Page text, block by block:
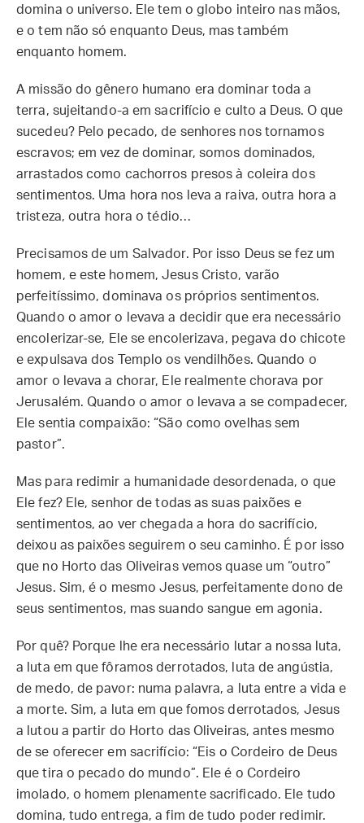
domina o universo. Ele tem o globo inteiro nas mãos,
e o tem não só enquanto Deus, mas também
enquanto homem.
A missão do gênero humano era dominar toda a
terra, sujeitando-a em sacrifício e culto a Deus. O que
sucedeu? Pelo pecado, de senhores nos tornamos
escravos; em vez de dominar, somos dominados,
arrastados como cachorros presos à coleira dos
sentimentos. Uma hora nos leva a raiva, outra hora a
tristeza, outra hora o tédio…
Precisamos de um Salvador. Por isso Deus se fez um
homem, e este homem, Jesus Cristo, varão
perfeitíssimo, dominava os próprios sentimentos.
Quando o amor o levava a decidir que era necessário
encolerizar-se, Ele se encolerizava, pegava do chicote
e expulsava dos Templo os vendilhões. Quando o
amor o levava a chorar, Ele realmente chorava por
Jerusalém. Quando o amor o levava a se compadecer,
Ele sentia compaixão: “São como ovelhas sem
pastor”.
Mas para redimir a humanidade desordenada, o que
Ele fez? Ele, senhor de todas as suas paixões e
sentimentos, ao ver chegada a hora do sacrifício,
deixou as paixões seguirem o seu caminho. É por isso
que no Horto das Oliveiras vemos quase um “outro”
Jesus. Sim, é o mesmo Jesus, perfeitamente dono de
seus sentimentos, mas suando sangue em agonia.
Por quê? Porque lhe era necessário lutar a nossa luta,
a luta em que fôramos derrotados, luta de angústia,
de medo, de pavor: numa palavra, a luta entre a vida e
a morte. Sim, a luta em que fomos derrotados, Jesus
a lutou a partir do Horto das Oliveiras, antes mesmo
de se oferecer em sacrifício: “Eis o Cordeiro de Deus
que tira o pecado do mundo”. Ele é o Cordeiro
imolado, o homem plenamente sacrificado. Ele tudo
domina, tudo entrega, a fim de tudo poder redimir.